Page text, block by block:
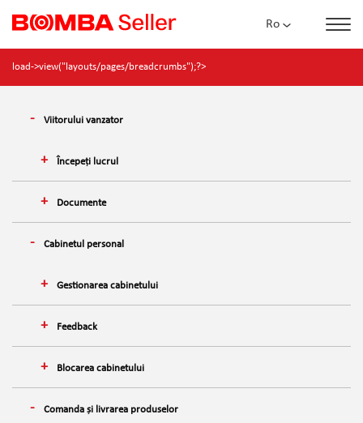
Ro
load->view("layouts/pages/breadcrumbs");?>
Viitorului vanzator
Începeți lucrul
Documente
Cabinetul personal
Gestionarea cabinetului
Feedback
Blocarea cabinetului
Comanda și livrarea produselor